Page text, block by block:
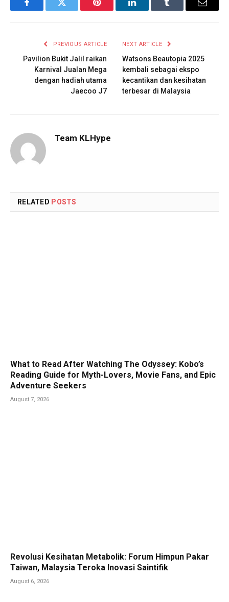
FacebookTwitter Pinterest LinkedInTumblr Email
PREVIOUS ARTICLE
Pavilion Bukit Jalil raikan
Karnival Jualan Mega
dengan hadiah utama
Jaecoo J7
NEXT ARTICLE
Watsons Beautopia 2025
kembali sebagai ekspo
kecantikan dan kesihatan
terbesar di Malaysia
Team KLHype
RELATED POSTS
What to Read After Watching The Odyssey: Kobo’s
Reading Guide for Myth-Lovers, Movie Fans, and Epic
Adventure Seekers
August 7, 2026
Revolusi Kesihatan Metabolik: Forum Himpun Pakar
Taiwan, Malaysia Teroka Inovasi Saintifik
August 6, 2026